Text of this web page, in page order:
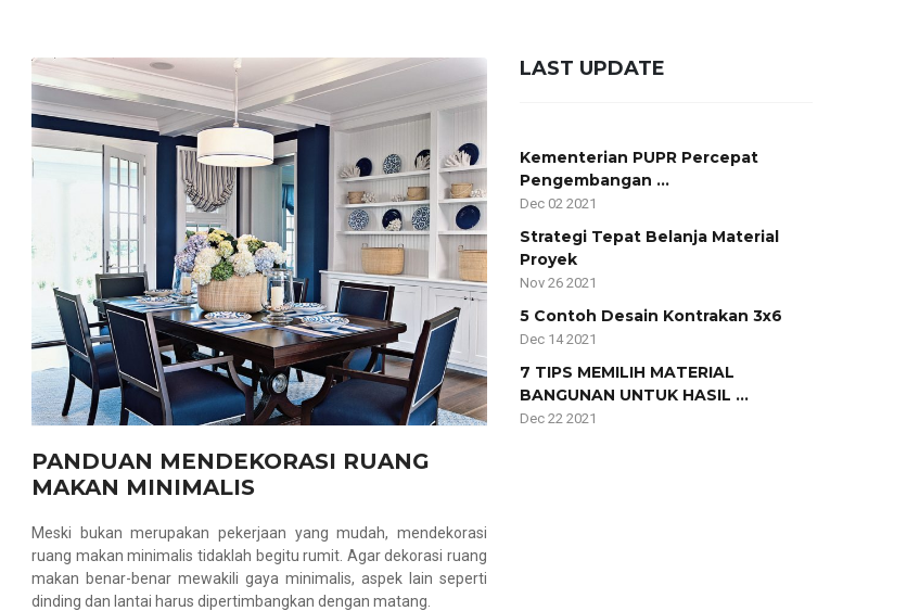
PANDUAN MENDEKORASI RUANG
MAKAN MINIMALIS
Meski bukan merupakan pekerjaan yang mudah, mendekorasi
ruang makan minimalis tidaklah begitu rumit. Agar dekorasi ruang
makan benar-benar mewakili gaya minimalis, aspek lain seperti
dinding dan lantai harus dipertimbangkan dengan matang.
LAST UPDATE
Kementerian PUPR Percepat
Pengembangan ...
Dec 02 2021
Strategi Tepat Belanja Material
Proyek
Nov 26 2021
5 Contoh Desain Kontrakan 3x6
Dec 14 2021
7 TIPS MEMILIH MATERIAL
BANGUNAN UNTUK HASIL ...
Dec 22 2021